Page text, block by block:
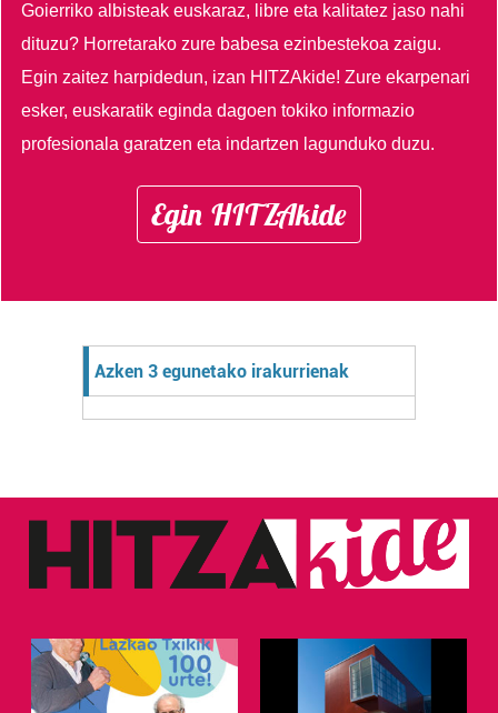
Goierriko albisteak euskaraz, libre eta kalitatez jaso nahi
dituzu? Horretarako zure babesa ezinbestekoa zaigu.
Egin zaitez harpidedun, izan HITZAkide!Zure ekarpenari
esker, euskaratik eginda dagoen tokiko informazio
profesionala garatzen eta indartzen lagunduko duzu.
Egin HITZAkide
Azken 3 egunetako irakurrienak